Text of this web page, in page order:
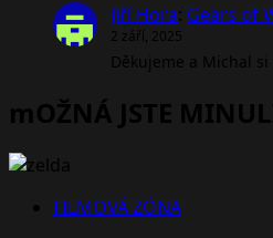
Jiří Hora: Gears of
2 září, 2025
Děkujeme a Michal
mOŽNÁ JSTE
FILMOVÁ ZÓNA